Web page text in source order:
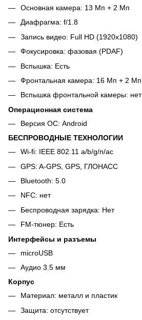
Основная камера: 13 Мп + 2 Мп
Диафрагма: f/1.8
Запись видео: Full HD (1920x1080)
Фокусировка: фазовая (PDAF)
Вспышка: Есть
Фронтальная камера: 16 Мп + 2 Мп
Вспышка фронтальной камеры: нет
Операционная система
Версия ОС: Android
БЕСПРОВОДНЫЕ ТЕХНОЛОГИИ
Wi-fi: IEEE 802.11 a/b/g/n/ac
GPS: A-GPS, GPS, ГЛОНАСС
Bluetooth: 5.0
NFC: нет
Беспроводная зарядка: Нет
FM-тюнер: Есть
Интерфейсы и разъемы
microUSB
Аудио 3.5 мм
Корпус
Материал: металл и пластик
Защита: отсутствует